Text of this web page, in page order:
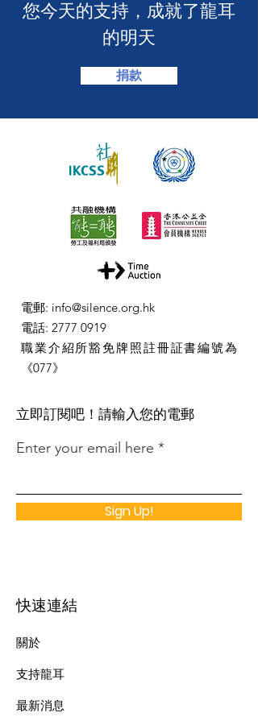
​您今天的支持，成就了龍耳
的明天
捐款
電郵: info@silence.org.hk
電話: 2777 0919
職業介紹所豁免牌照註冊証書編號為
《077》
​立即訂閱吧！請輸入您的電郵
Enter your email here
Sign Up!
快速連結
關於
支持龍耳
最新消息